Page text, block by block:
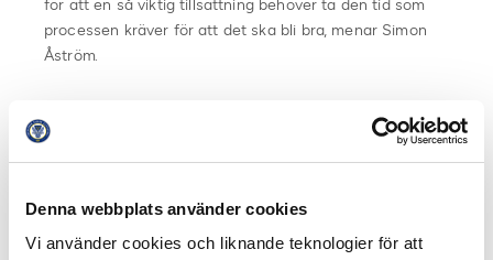
Denna webbplats använder cookies
Vi använder cookies och liknande teknologier för att
för att en så viktig tillsättning behöver ta den tid som
processen kräver för att det ska bli bra, menar Simon
Åström.
Häcken, Niklas Allbäck, Örgryte IS och Patrik Lundgren,
Dela på Facebook Dela på Twitter